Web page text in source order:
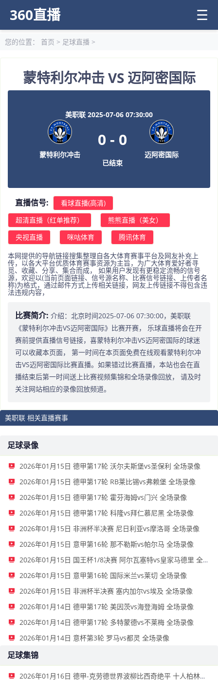
360直播 ☰
您的位置： 首页 > 足球直播 >
蒙特利尔冲击 VS 迈阿密国际
美职联 2025-07-06 07:30:00
蒙特利尔冲击
0 - 0
已结束
迈阿密国际
直播信号:
看球直播(高清)
超清直播（红单推荐）
熊熊直播（美女）
央视直播
咪咕体育
腾讯体育
本网提供的导航链接搜集整理自各大体育赛事平台及网友补充上
传，以各大平台优质体育赛事资源为主旨，为广大体育爱好者寻
觅、收藏、分享、集合而成， 如果用户发现有更稳定流畅的信号
源，欢迎以(当前页面链接、信号源名称、比赛信号链接、上传者名
称)为格式，通过邮件方式上传相关链接，网友上传链接不得包含违
法违规内容，
比赛简介: 介绍：北京时间2025-07-06 07:30:00，美职联
《蒙特利尔冲击VS迈阿密国际》比赛开赛， 乐球直播将会在开
赛前提供直播信号链接，喜蒙特利尔冲击VS迈阿密国际的球迷
可以收藏本页面， 第一时间在本页面免费在线观看蒙特利尔冲
击VS迈阿密国际比赛直播。如果错过比赛直播，本站也会在直
播结束后第一时间送上比赛视频集锦和全场录像回放， 请及时
关注网站相应的录像回放频道。
美职联 相关直播赛事
足球录像
2026年01月15日 德甲第17轮 沃尔夫斯堡vs圣保利 全场录像
2026年01月15日 德甲第17轮 RB莱比锡vs弗赖堡 全场录像
2026年01月15日 德甲第17轮 霍芬海姆vs门兴 全场录像
2026年01月15日 德甲第17轮 科隆vs拜仁慕尼黑 全场录像
2026年01月15日 非洲杯半决赛 尼日利亚vs摩洛哥 全场录像
2026年01月15日 意甲第16轮 那不勒斯vs帕尔马 全场录像
2026年01月15日 国王杯1/8决赛 阿尔瓦塞特vs皇家马德里 全场录像
2026年01月15日 意甲第16轮 国际米兰vs莱切 全场录像
2026年01月15日 非洲杯半决赛 塞内加尔vs埃及 全场录像
2026年01月14日 德甲第17轮 美因茨vs海登海姆 全场录像
2026年01月14日 德甲第17轮 多特蒙德vs不莱梅 全场录像
2026年01月14日 意杯第3轮 罗马vs都灵 全场录像
足球集锦
2026年01月16日 德甲-克劳德世界波柳比西奇绝平 十人柏林联合1-1奥格斯堡